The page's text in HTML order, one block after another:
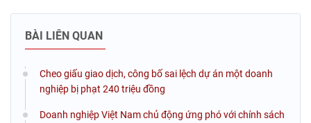
BÀI LIÊN QUAN
Cheo giấu giao dịch, công bố sai lệch dự án một doanh
nghiệp bị phạt 240 triệu đồng
Doanh nghiệp Việt Nam chủ động ứng phó với chính sách